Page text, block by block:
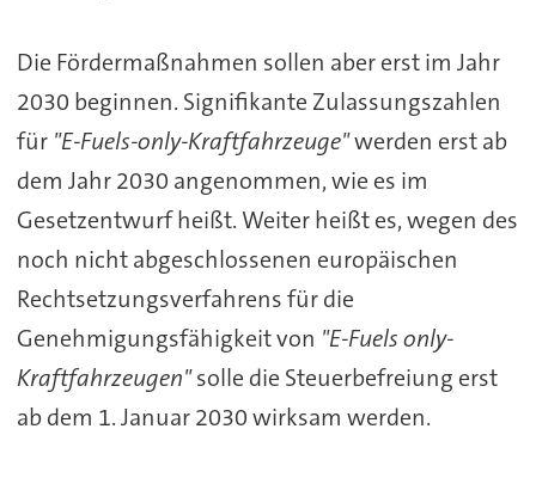
Die Fördermaßnahmen sollen aber erst im Jahr
2030 beginnen. Signifikante Zulassungszahlen
für "E-Fuels-only-Kraftfahrzeuge"werden erst ab
dem Jahr 2030 angenommen, wie es im
Gesetzentwurf heißt. Weiter heißt es, wegen des
noch nicht abgeschlossenen europäischen
Rechtsetzungsverfahrens für die
Genehmigungsfähigkeit von "E-Fuels only-
Kraftfahrzeugen"solle die Steuerbefreiung erst
ab dem 1. Januar 2030 wirksam werden.